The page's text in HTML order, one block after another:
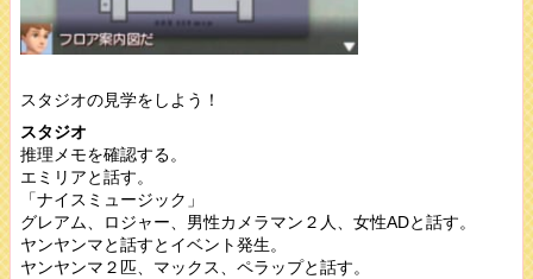
スタジオの見学をしよう！
スタジオ
推理メモを確認する。
エミリアと話す。
「ナイスミュージック」
グレアム、ロジャー、男性カメラマン２人、女性ADと話す。
ヤンヤンマと話すとイベント発生。
ヤンヤンマ２匹、マックス、ペラップと話す。